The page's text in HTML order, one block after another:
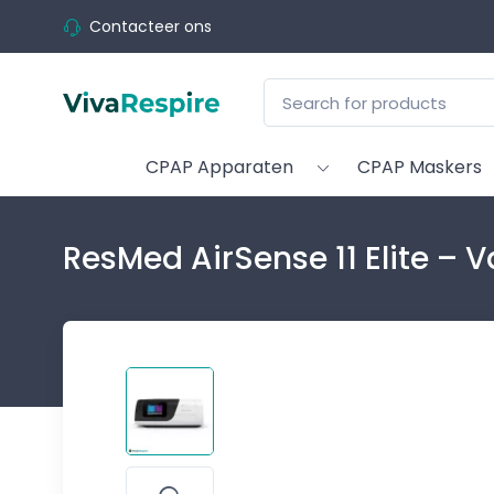
Contacteer ons
CPAP Apparaten CPAP Maskers
ResMed AirSense 11 Elite –